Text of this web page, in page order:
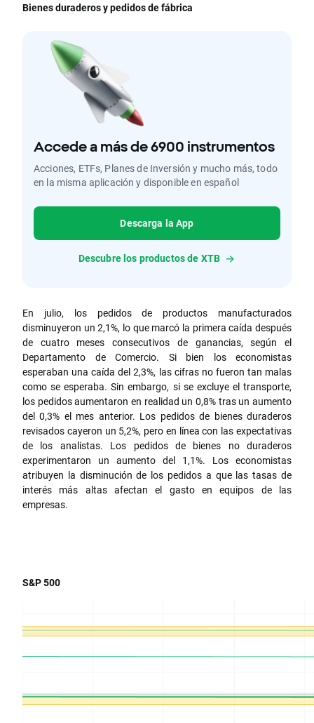
Bienes duraderos y pedidos de fábrica
Accede a más de 6900 instrumentos
Acciones, ETFs, Planes de Inversión y mucho más, todo
en la misma aplicación y disponible en español
Descarga la App
Descubre los productos de XTB
En julio, los pedidos de productos manufacturados
disminuyeron un 2,1%, lo que marcó la primera caída después
de cuatro meses consecutivos de ganancias, según el
Departamento de Comercio. Si bien los economistas
esperaban una caída del 2,3%, las cifras no fueron tan malas
como se esperaba. Sin embargo, si se excluye el transporte,
los pedidos aumentaron en realidad un 0,8% tras un aumento
del 0,3% el mes anterior. Los pedidos de bienes duraderos
revisados cayeron un 5,2%, pero en línea con las expectativas
de los analistas. Los pedidos de bienes no duraderos
experimentaron un aumento del 1,1%. Los economistas
atribuyen la disminución de los pedidos a que las tasas de
interés más altas afectan el gasto en equipos de las
empresas.
S&P 500